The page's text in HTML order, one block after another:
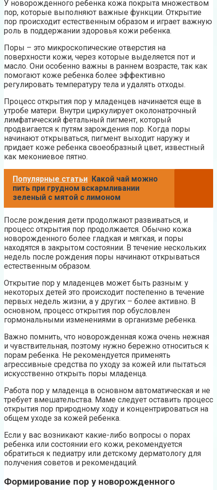
У новорожденного ребенка кожа покрыта множеством
пор, которые выполняют важные функции. Открытие
пор происходит естественным образом и играет важную
роль в поддержании здоровья кожи ребенка.
Поры – это микроскопические отверстия на
поверхности кожи, через которые выделяется пот и
масло. Они особенно важны в раннем возрасте, так как
помогают коже ребенка более эффективно
регулировать температуру тела и удалять отходы.
Процесс открытия пор у младенцев начинается еще в
утробе матери. Внутри циркулирует околонатрочный
лимфатический фетальный пигмент, который
продвигается к путям зарождения пор. Когда поры
начинают открываться, пигмент выходит наружу и
придает коже ребенка своеобразный цвет, известный
как мекониевое пятно.
Популярные статьи Какой чай можно
пить при грудном вскармливании
зеленый с мятой с лимоном
После рождения дети продолжают развиваться, и
процесс открытия пор продолжается. Обычно кожа
новорожденного более гладкая и мягкая, и поры
находятся в закрытом состоянии. В течение нескольких
недель после рождения поры начинают открываться
естественным образом.
Открытие пор у младенцев может быть разным: у
некоторых детей это происходит постепенно в течение
первых недель жизни, а у других – более активно. В
основном, процесс открытия пор обусловлен
гормональными изменениями в организме ребенка.
Важно помнить, что новорожденная кожа очень нежная
и чувствительная, поэтому нужно бережно относиться к
порам ребенка. Не рекомендуется применять
агрессивные средства по уходу за кожей или пытаться
искусственно открыть поры младенца.
Работа пор у младенца в основном автоматическая и не
требует вмешательства. Маме следует оставить процесс
открытия пор природному ходу и концентрироваться на
общем уходе за кожей ребенка.
Если у вас возникают какие-либо вопросы о порах
ребенка или состоянии его кожи, рекомендуется
обратиться к педиатру или детскому дерматологу для
получения советов и рекомендаций.
Формирование пор у новорожденного